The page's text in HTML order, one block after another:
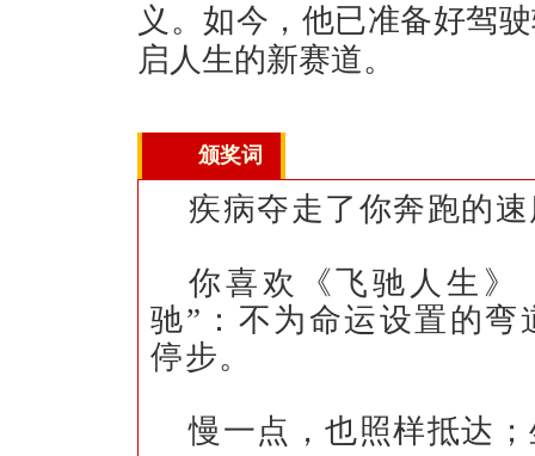
义。如今，他已准备好驾
启人生的新赛道。
颁奖词
疾病夺走了你奔跑的
你喜欢《飞驰人生》
驰”：不为命运设置的
停步。
慢一点，也照样抵达